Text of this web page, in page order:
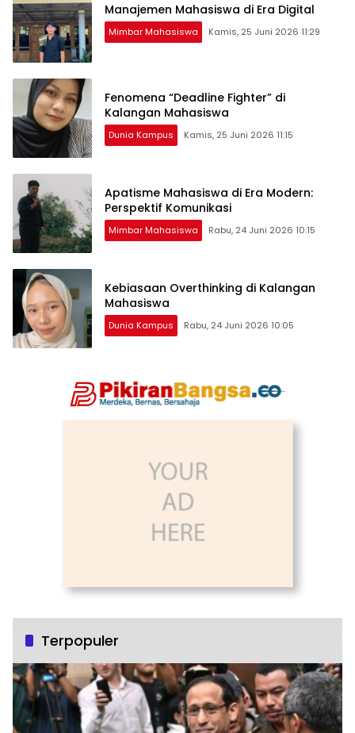
Manajemen Mahasiswa di Era Digital
Mimbar Mahasiswa Kamis, 25 Juni 2026 11:29
Fenomena “Deadline Fighter” di
Kalangan Mahasiswa
Dunia Kampus Kamis, 25 Juni 2026 11:15
Apatisme Mahasiswa di Era Modern:
Perspektif Komunikasi
Mimbar Mahasiswa Rabu, 24 Juni 2026 10:15
Kebiasaan Overthinking di Kalangan
Mahasiswa
Dunia Kampus Rabu, 24 Juni 2026 10:05
Terpopuler